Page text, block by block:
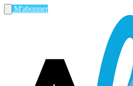
M'abonner